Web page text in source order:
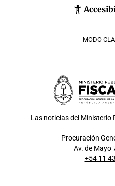
MODO
Las noticias del Ministerio
Procuración
Av. de Mayo
+54 11